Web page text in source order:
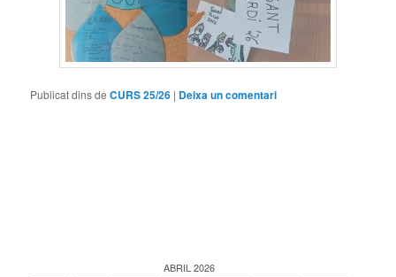
Publicat dins de CURS 25/26 | Deixa un comentari
ABRIL 2026